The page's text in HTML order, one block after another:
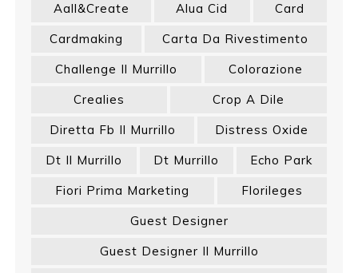
Aall&create Alua Cid
Card
Cardmaking
Carta Da Rivestimento
Challenge Il Murrillo
Colorazione
Crealies
Crop A Dile
Diretta Fb Il Murrillo
Distress Oxide
Dt Il Murrillo
Dt Murrillo
Echo Park
Fiori Prima Marketing
Florileges
Guest Designer
Guest Designer Il Murrillo